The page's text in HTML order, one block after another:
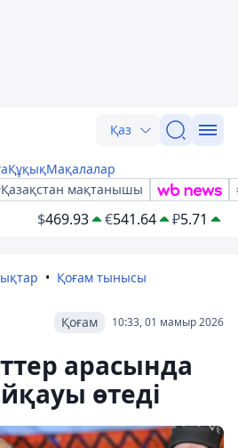
Қаз
ҚұқықМақалалар
мақтанышы
$469.93 €541.64 ₽5.71
Қоғам тынысы
10:33, 01 мамыр 2026
Қоғам
арасында
өтеді